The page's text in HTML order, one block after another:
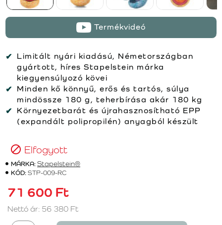
Termékvideó
Limitált nyári kiadású, Németországban
gyártott, híres Stapelstein márka
kiegyensúlyozó kövei
Minden kő könnyű, erős és tartós, súlya
mindössze 180 g, teherbírása akár 180 kg
Környezetbarát és újrahasznosítható EPP
(expandált polipropilén) anyagból készült
Elfogyott
MÁRKA:Stapelstein®
KÓD:STP-009-RC
71 600 Ft
Nettó ár: 56 380 Ft